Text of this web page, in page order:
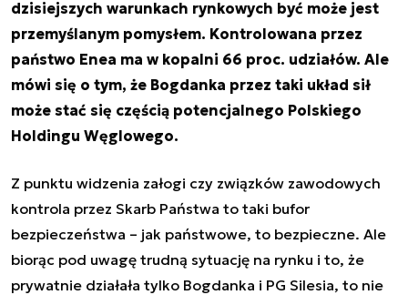
dzisiejszych warunkach rynkowych być może jest
przemyślanym pomysłem. Kontrolowana przez
państwo Enea ma w kopalni 66 proc. udziałów. Ale
mówi się o tym, że Bogdanka przez taki układ sił
może stać się częścią potencjalnego Polskiego
Holdingu Węglowego.
Z punktu widzenia załogi czy związków zawodowych
kontrola przez Skarb Państwa to taki bufor
bezpieczeństwa – jak państwowe, to bezpieczne. Ale
biorąc pod uwagę trudną sytuację na rynku i to, że
prywatnie działała tylko Bogdanka i PG Silesia, to nie